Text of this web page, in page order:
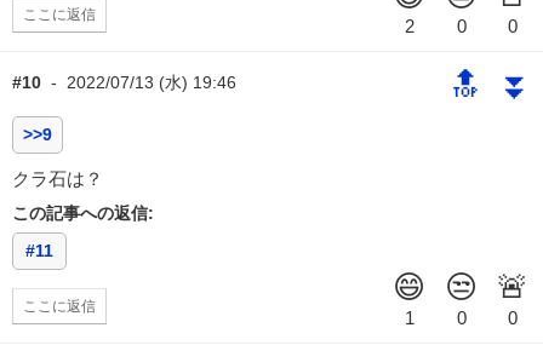
ここに返信
#10 - 2022/07/13 (水) 19:46 🔝 ⏬
>>9
クラ石は？
この記事への返信:
#11
ここに返信